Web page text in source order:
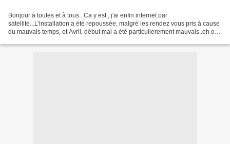
Bonjour à toutes et à tous.. Ca y est , j'ai enfin internet par
satellite...L'installation a été repoussée, malgré les rendez vous pris à cause
du mauvais temps, et Avril, début mai a été particulierement mauvais..eh oui,